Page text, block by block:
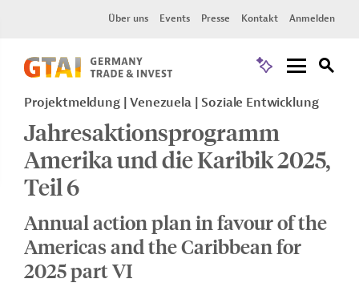
Über uns Events Presse Kontakt Anmelden
Projektmeldung Venezuela Soziale Entwicklung
Jahresaktionsprogramm
Amerika und die Karibik 2025,
Teil 6
Annual action plan in favour of the
Americas and the Caribbean for
2025 part VI